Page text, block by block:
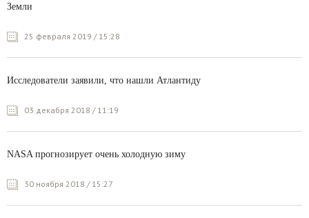
Земли
25 февраля 2019 / 15:28
Исследователи заявили, что нашли Атлантиду
03 декабря 2018 / 11:19
NASA прогнозирует очень холодную зиму
30 ноября 2018 / 15:27